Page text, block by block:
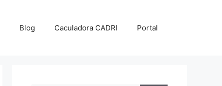
Blog Caculadora CADRI Portal